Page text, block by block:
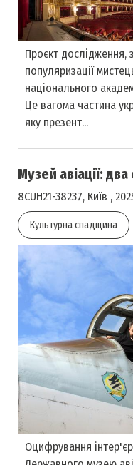
Проєкт дослідження,
популяризації
національного
Це вагома частина
яку презент...
Музей авіації:
8CUH21-38237, Київ ,
Культурна спадщина
Оцифрування